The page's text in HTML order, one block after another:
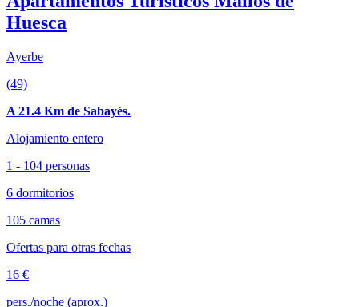
Huesca
Ayerbe
(49)
A 21.4 Km de Sabayés.
Alojamiento entero
1 - 104 personas
6 dormitorios
105 camas
Ofertas para otras fechas
16 €
pers./noche (aprox.)